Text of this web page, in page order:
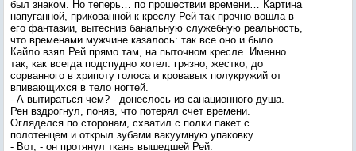
был знаком. Но теперь… по прошествии времени… Картина
напуганной, прикованной к креслу Рей так прочно вошла в
его фантазии, вытеснив банальную служебную реальность,
что временами мужчине казалось: так все оно и было.
Кайло взял Рей прямо там, на пыточном кресле. Именно
так, как всегда подспудно хотел: грязно, жестко, до
сорванного в хрипоту голоса и кровавых полукружий от
впивающихся в тело ногтей.
- А вытираться чем? - донеслось из санационного душа.
Рен вздрогнул, поняв, что потерял счет времени.
Огляделся по сторонам, схватил с полки пакет с
полотенцем и открыл зубами вакуумную упаковку.
- Вот, - он протянул ткань вышедшей Рей.